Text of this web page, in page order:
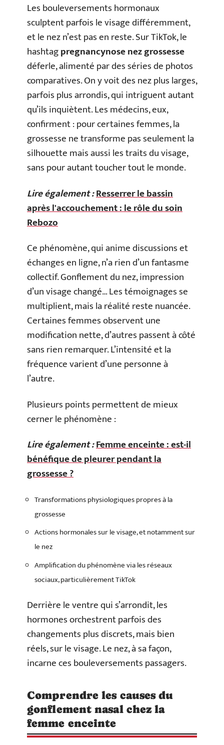
Les bouleversements hormonaux
sculptent parfois le visage différemment,
et le nez n’est pas en reste. Sur TikTok, le
hashtagpregnancynose nez grossesse
déferle, alimenté par des séries de photos
comparatives. On y voit des nez plus larges,
parfois plus arrondis, qui intriguent autant
qu’ils inquiètent. Les médecins, eux,
confirment : pour certaines femmes, la
grossesse ne transforme pas seulement la
silhouette mais aussi les traits du visage,
sans pour autant toucher tout le monde.
Lire également :Resserrer le bassin
après l'accouchement : le rôle du soin
Rebozo
Ce phénomène, qui anime discussions et
échanges en ligne, n’a rien d’un fantasme
collectif. Gonflement du nez, impression
d’un visage changé… Les témoignages se
multiplient, mais la réalité reste nuancée.
Certaines femmes observent une
modification nette, d’autres passent à côté
sans rien remarquer. L’intensité et la
fréquence varient d’une personne à
l’autre.
Plusieurs points permettent de mieux
cerner le phénomène :
Lire également :Femme enceinte : est-il
bénéfique de pleurer pendant la
grossesse ?
Transformations physiologiques propres à la
grossesse
Actions hormonales sur le visage, et notamment sur
le nez
Amplification du phénomène via les réseaux
sociaux, particulièrement TikTok
Derrière le ventre qui s’arrondit, les
hormones orchestrent parfois des
changements plus discrets, mais bien
réels, sur le visage. Le nez, à sa façon,
incarne ces bouleversements passagers.
Comprendre les causes du
gonflement nasal chez la
femme enceinte